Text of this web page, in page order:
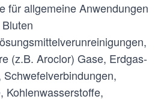
für allgemeine Anwendungen
(z.B. Aroclor) Gase, Erdgas-
Kohlenwasserstoffe,